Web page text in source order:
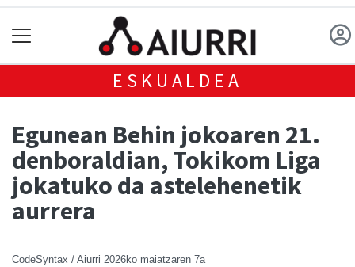
ESKUALDEA
Egunean Behin jokoaren 21.
denboraldian, Tokikom Liga
jokatuko da astelehenetik
aurrera
CodeSyntax / Aiurri 2026ko maiatzaren 7a